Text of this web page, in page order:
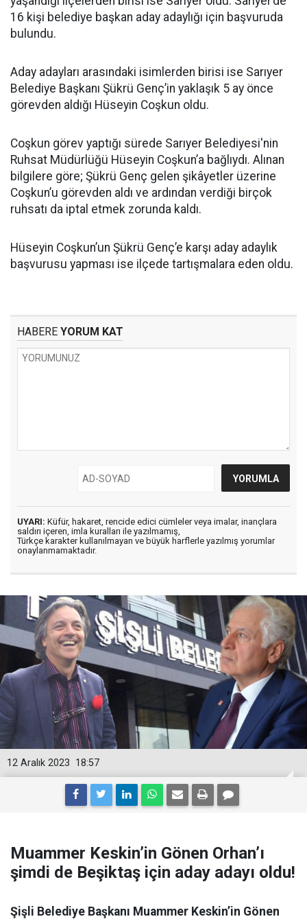
16 kişi belediye başkan aday adaylığı için başvuruda
bulundu.
Aday adayları arasındaki isimlerden birisi ise Sarıyer
Belediye Başkanı Şükrü Genç’in yaklaşık 5 ay önce
görevden aldığı Hüseyin Coşkun oldu.
Coşkun görev yaptığı sürede Sarıyer Belediyesi'nin
Ruhsat Müdürlüğü Hüseyin Coşkun’a bağlıydı. Alınan
bilgilere göre; Şükrü Genç gelen şikâyetler üzerine
Coşkun’u görevden aldı ve ardından verdiği birçok
ruhsatı da iptal etmek zorunda kaldı.
Hüseyin Coşkun’un Şükrü Genç’e karşı aday adaylık
başvurusu yapması ise ilçede tartışmalara eden oldu.
HABERE YORUM KAT
UYARI: Küfür, hakaret, rencide edici cümleler veya imalar, inançlara
saldırı içeren, imla kuralları ile yazılmamış,
Türkçe karakter kullanılmayan ve büyük harflerle yazılmış yorumlar
onaylanmamaktadır.
18:57
12 Aralık 2023
Muammer Keskin’in Gönen Orhan’ı
şimdi de Beşiktaş için aday adayı oldu!
Şişli Belediye Başkanı Muammer Keskin’in Gönen